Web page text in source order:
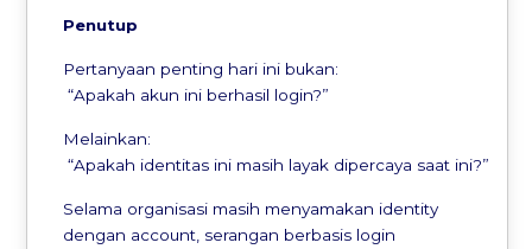
Penutup
Pertanyaan penting hari ini bukan:
“Apakah akun ini berhasil login?”
Melainkan:
“Apakah identitas ini masih layak dipercaya saat ini?”
Selama organisasi masih menyamakan identity
dengan account, serangan berbasis login